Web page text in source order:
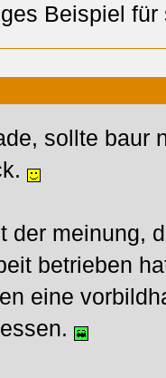
Beispiel
sollte baur
der meinung,
betrieben
eine